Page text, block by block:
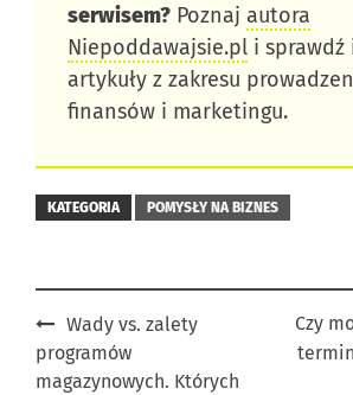
serwisem? Poznaj autora
Niepoddawajsie.pl i sprawdź
artykuły z zakresu
finansów i marketingu.
KATEGORIA POMYSŁY NA BIZNES
Post
navigation
Wady vs. zalety
programów
magazynowych. Których
Czy